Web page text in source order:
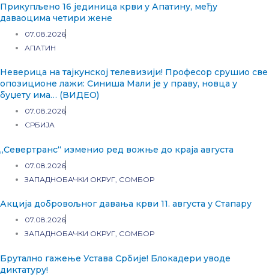
Прикупљено 16 јединица крви у Апатину, међу
даваоцима четири жене
07.08.2026
АПАТИН
Неверица на тајкунској телевизији! Професор срушио све
опозиционе лажи: Синиша Мали је у праву, новца у
буџету има… (ВИДЕО)
07.08.2026
СРБИЈА
„Севертранс“ изменио ред вожње до краја августа
07.08.2026
ЗАПАДНОБАЧКИ ОКРУГ СОМБОР
Акција добровољног давања крви 11. августа у Стапару
07.08.2026
ЗАПАДНОБАЧКИ ОКРУГ, СОМБОР
Брутално гажење Устава Србије! Блокадери уводе
диктатуру!